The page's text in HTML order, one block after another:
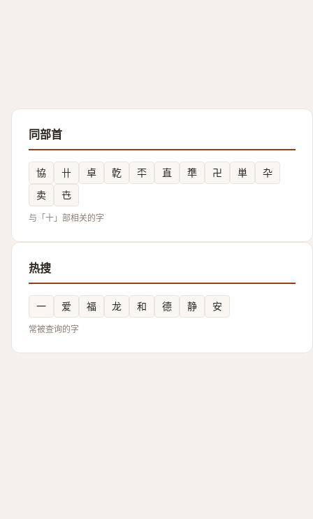
同部首
協 卄 卓 亁 㔻 直 㔼 卍 単
卆
卖
㔺
与「十」部相关的字
热搜
一 爱 福 龙 和 德 静 安
常被查询的字